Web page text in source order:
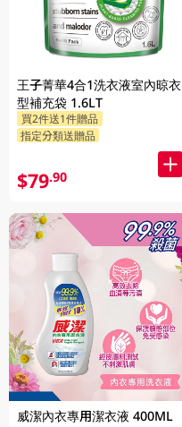
王子菁華4合1洗衣液室內晾衣
型補充袋 1.6LT
買2件送1件贈品
指定分類送贈品
$79.90
威潔內衣專用潔衣液 400ML